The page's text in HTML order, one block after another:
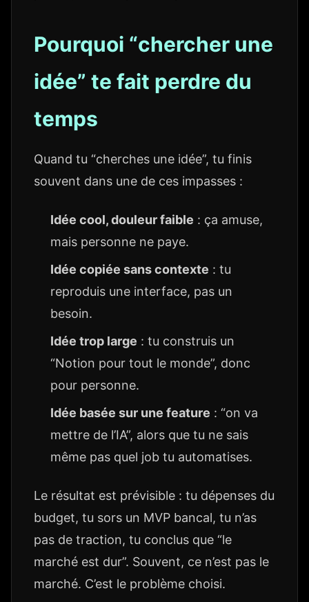
Pourquoi “chercher une
idée” te fait perdre du
temps
Quand tu “cherches une idée”, tu finis
souvent dans une de ces impasses :
Idée cool, douleur faible : ça amuse,
mais personne ne paye.
Idée copiée sans contexte : tu
reproduis une interface, pas un
besoin.
Idée trop large : tu construis un
“Notion pour tout le monde”, donc
pour personne.
Idée basée sur une feature : “on va
mettre de l’IA”, alors que tu ne sais
même pas quel job tu automatises.
Le résultat est prévisible : tu dépenses du
budget, tu sors un MVP bancal, tu n’as
pas de traction, tu conclus que “le
marché est dur”. Souvent, ce n’est pas le
marché. C’est le problème choisi.